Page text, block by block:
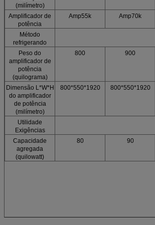
(milímetro)
Amplificador de
potência
Amp55k Amp70k
Método
refrigerando
Peso do
amplificador de
potência
(quilograma)
800 900
Dimensão L*W*H
do amplificador
de potência
(milímetro)
800*550*1920 800*550*1920
Utilidade
Exigências
Capacidade
agregada
(quilowatt)
80 90